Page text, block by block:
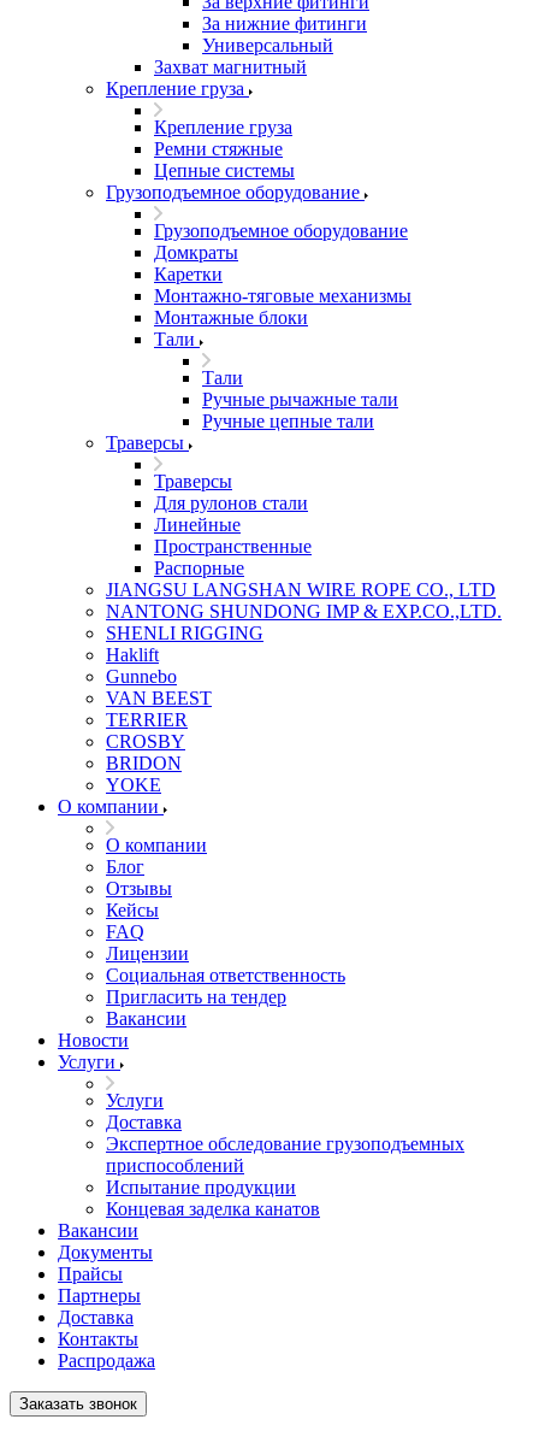
За нижние фитинги
Универсальный
Захват магнитный
Крепление груза
Крепление груза
Ремни стяжные
Цепные системы
Грузоподъемное оборудование
Грузоподъемное оборудование
Домкраты
Каретки
Монтажно-тяговые механизмы
Монтажные блоки
Тали
Тали
Ручные рычажные тали
Ручные цепные тали
Траверсы
Траверсы
Для рулонов стали
Линейные
Пространственные
Распорные
JIANGSU LANGSHAN WIRE ROPE CO., LTD
NANTONG SHUNDONG IMP & EXP.CO.,LTD.
SHENLI RIGGING
Haklift
Gunnebo
VAN BEEST
TERRIER
CROSBY
BRIDON
YOKE
О компании
О компании
Блог
Отзывы
Кейсы
FAQ
Лицензии
Социальная ответственность
Пригласить на тендер
Вакансии
Новости
Услуги
Услуги
Доставка
Экспертное обследование грузоподъемных
приспособлений
Испытание продукции
Концевая заделка канатов
Вакансии
Документы
Прайсы
Партнеры
Доставка
Контакты
Распродажа
Заказать звонок